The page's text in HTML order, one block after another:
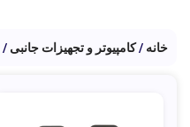
خانه کامپیوتر و تجهیزات جانبی